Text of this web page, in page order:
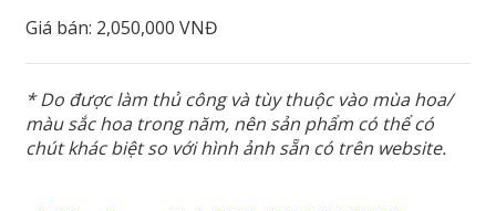
Giá bán: 2,050,000 VNĐ
* Do được làm thủ công và tùy thuộc vào mùa hoa/
màu sắc hoa trong năm, nên sản phẩm có thể có
chút khác biệt so với hình ảnh sẵn có trên website.